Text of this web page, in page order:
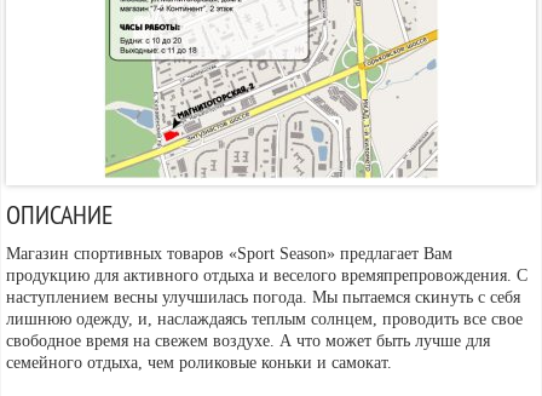
ОПИСАНИЕ
Магазин спортивных товаров «Sport Season» предлагает Вам
продукцию для активного отдыха и веселого времяпрепровождения. С
наступлением весны улучшилась погода. Мы пытаемся скинуть с себя
лишнюю одежду, и, наслаждаясь теплым солнцем, проводить все свое
свободное время на свежем воздухе. А что может быть лучше для
семейного отдыха, чем роликовые коньки и самокат.